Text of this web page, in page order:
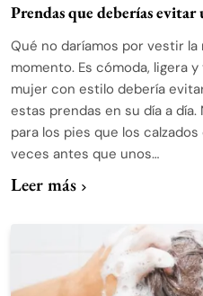
Prendas que deberías
Qué no daríamos por vestir
momento. Es cómoda, ligera
mujer con estilo debería
estas prendas en su día a
para los pies que los
veces antes que unos…
Leer más